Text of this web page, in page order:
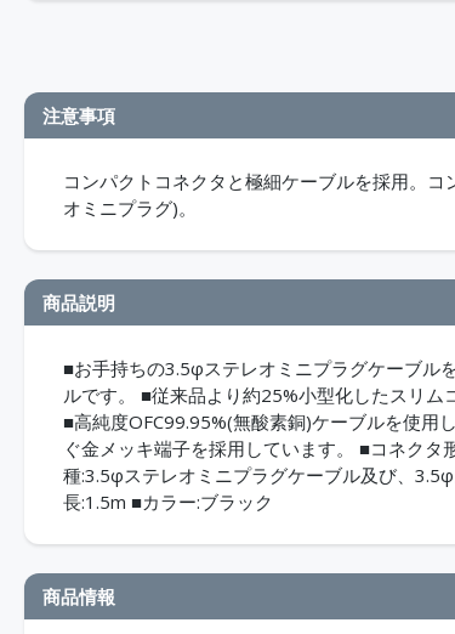
注意事項
コンパクトコネクタと極細ケーブルを採用。
オミニプラグ)。
商品説明
■お手持ちの3.5φステレオミニプラグケーブル
ルです。 ■従来品より約25%小型化したスリ
■高純度OFC99.95%(無酸素銅)ケーブルを使用
ぐ金メッキ端子を採用しています。 ■コネク
種:3.5φステレオミニプラグケーブル及び、
長:1.5m ■カラー:ブラック
商品情報